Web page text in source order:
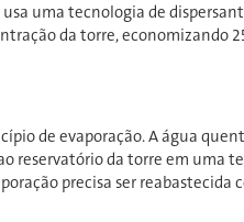
uma tecnologia de
da torre, economizando
de evaporação. A água
reservatório da torre em
precisa ser